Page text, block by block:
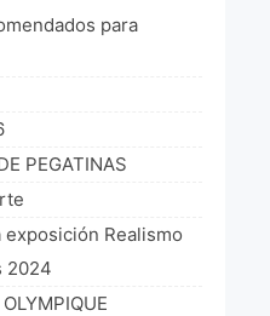
2019
Colombia 2019
York 2018
para
PEGATINAS
Realismo
2024